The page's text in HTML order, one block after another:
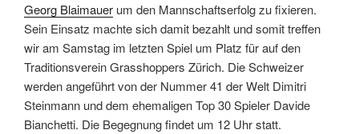
Georg Blaimauer um den Mannschaftserfolg zu fixieren.
Sein Einsatz machte sich damit bezahlt und somit treffen
wir am Samstag im letzten Spiel um Platz für auf den
Traditionsverein Grasshoppers Zürich. Die Schweizer
werden angeführt von der Nummer 41 der Welt Dimitri
Steinmann und dem ehemaligen Top 30 Spieler Davide
Bianchetti. Die Begegnung findet um 12 Uhr statt.